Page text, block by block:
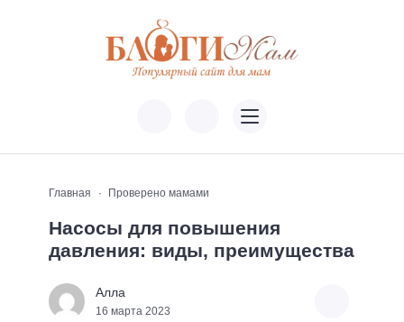
Главная Проверено мамами
Насосы для повышения
давления: виды, преимущества
Алла
16 марта 2023